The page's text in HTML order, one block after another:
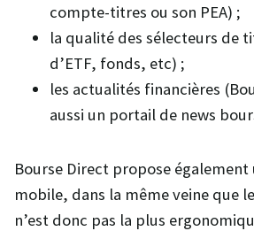
compte-titres ou son PEA) ;
la qualité des sélecteurs de
d’ETF, fonds, etc) ;
les actualités financières
aussi un portail de news
Bourse Direct propose
mobile, dans la même veine que
n’est donc pas la plus